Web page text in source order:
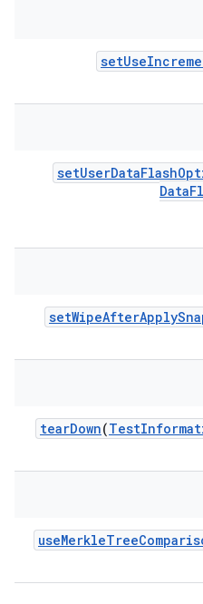
setUse
setUserDataFlash
Data
setWipeAfterApply
tearDown(Test
useMerkleTree